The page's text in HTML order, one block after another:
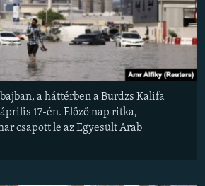
a háttérben a Burdzs Kalifa
17-én. Előző nap ritka,
csapott le az Egyesült Arab